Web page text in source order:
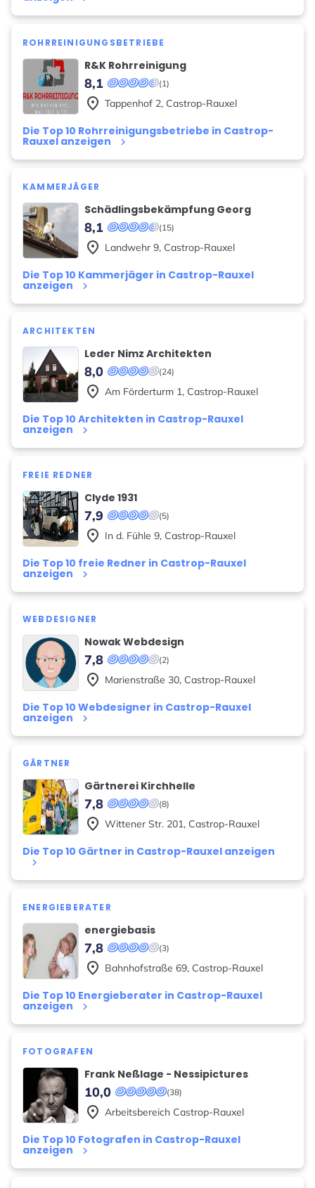
ROHRREINIGUNGSBETRIEBE
R&K Rohrreinigung
(1)
8,1
Die Top 10 Rohrreinigungsbetriebe in Castrop-
Rauxel anzeigen keyboard_arrow_right
place Tappenhof 2, Castrop-Rauxel
KAMMERJÄGER
Schädlingsbekämpfung Georg
(15)
8,1
Die Top 10 Kammerjäger in Castrop-Rauxel
anzeigen keyboard_arrow_right
place Landwehr 9, Castrop-Rauxel
ARCHITEKTEN
Leder Nimz Architekten
(24)
8,0
Die Top 10 Architekten in Castrop-Rauxel
anzeigen keyboard_arrow_right
place Am Förderturm 1, Castrop-Rauxel
FREIE REDNER
Clyde 1931
(5)
7,9
Die Top 10 freie Redner in Castrop-Rauxel
anzeigen keyboard_arrow_right
place In d. Fühle 9, Castrop-Rauxel
WEBDESIGNER
Nowak Webdesign
(2)
7,8
Die Top 10 Webdesigner in Castrop-Rauxel
anzeigen keyboard_arrow_right
place Marienstraße 30, Castrop-Rauxel
GÄRTNER
Gärtnerei Kirchhelle
(8)
7,8
Die Top 10 Gärtner in Castrop-Rauxel anzeigen
keyboard_arrow_right
place Wittener Str. 201, Castrop-Rauxel
ENERGIEBERATER
energiebasis
(3)
7,8
Die Top 10 Energieberater in Castrop-Rauxel
anzeigen keyboard_arrow_right
place Bahnhofstraße 69, Castrop-Rauxel
FOTOGRAFEN
Frank Neßlage - Nessipictures
(38)
10,0
Die Top 10 Fotografen in Castrop-Rauxel
anzeigen keyboard_arrow_right
place Arbeitsbereich Castrop-Rauxel